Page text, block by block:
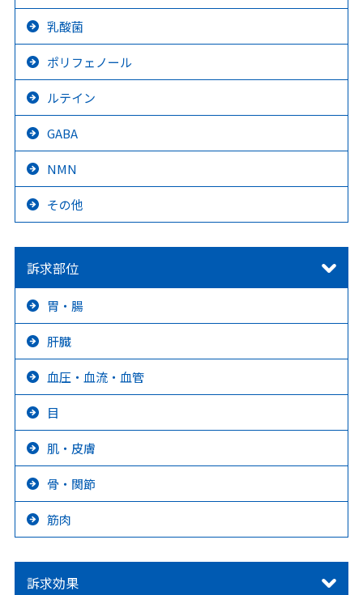
乳酸菌
ポリフェノール
ルテイン
GABA
NMN
その他
訴求部位
胃・腸
肝臓
血圧・血流・血管
目
肌・皮膚
骨・関節
筋肉
訴求効果